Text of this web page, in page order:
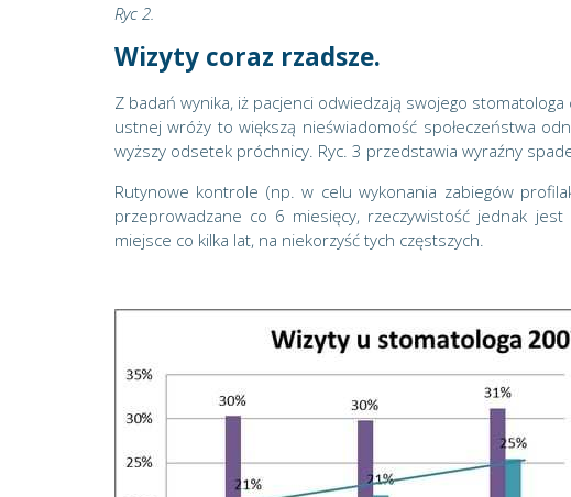
Ryc 2.
Wizyty coraz rzadsze.
Z badań wynika, iż pacjenci odwiedzają swojego
ustnej wróży to większą nieświadomość społeczeństwa
wyższy odsetek próchnicy. Ryc. 3 przedstawia wyraźny
Rutynowe kontrole (np. w celu wykonania zabiegów
przeprowadzane co 6 miesięcy, rzeczywistość jednak jest
miejsce co kilka lat, na niekorzyść tych częstszych.